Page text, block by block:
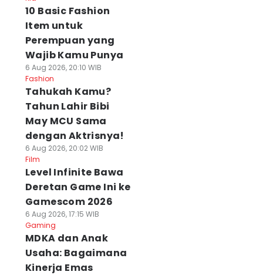
10 Basic Fashion
Item untuk
Perempuan yang
Wajib Kamu Punya
6 Aug 2026, 20:10 WIB
Fashion
Tahukah Kamu?
Tahun Lahir Bibi
May MCU Sama
dengan Aktrisnya!
6 Aug 2026, 20:02 WIB
Film
Level Infinite Bawa
Deretan Game Ini ke
Gamescom 2026
6 Aug 2026, 17:15 WIB
Gaming
MDKA dan Anak
Usaha: Bagaimana
Kinerja Emas